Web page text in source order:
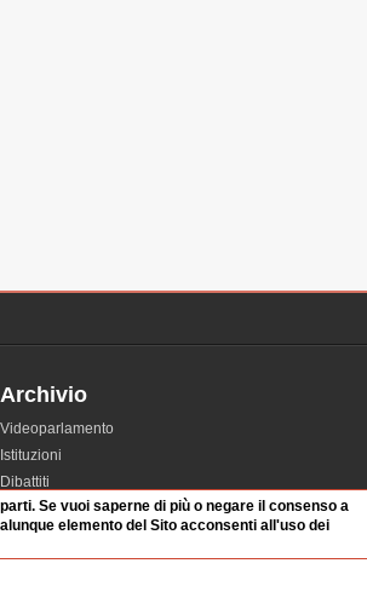
Archivio
Videoparlamento
Istituzioni
Dibattiti
Manifestazioni
Radicali
Se vuoi saperne di più o negare il consenso a
elemento del Sito acconsenti all'uso dei